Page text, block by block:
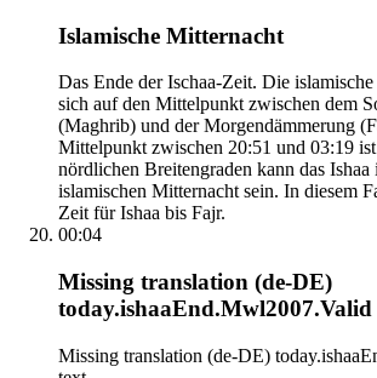
Islamische Mitternacht
Das Ende der Ischaa-Zeit. Die
sich auf den Mittelpunkt zwischen dem
(Maghrib) und der Morgendämmerung
Mittelpunkt zwischen 20:51 und 03:19
nördlichen Breitengraden kann das Ishaa
islamischen Mitternacht sein. In diesem
Zeit für Ishaa bis Fajr.
00:04
Missing translation (de-DE)
Missing translation (de-DE)